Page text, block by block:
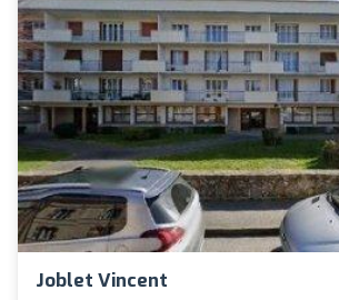
Joblet Vincent